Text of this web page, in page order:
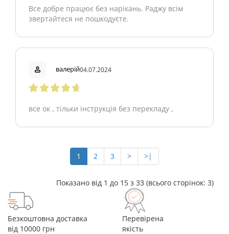
Все добре працює без нарікань. Раджу всім
звертайтеся не пошкодуєте.
валерій04.07.2024
все ок , тільки інструкція без перекладу ,
1 2 3 > >|
Показано від 1 до 15 з 33 (всього сторінок: 3)
Безкоштовна доставка
від 10000 грн
Перевірена
якість